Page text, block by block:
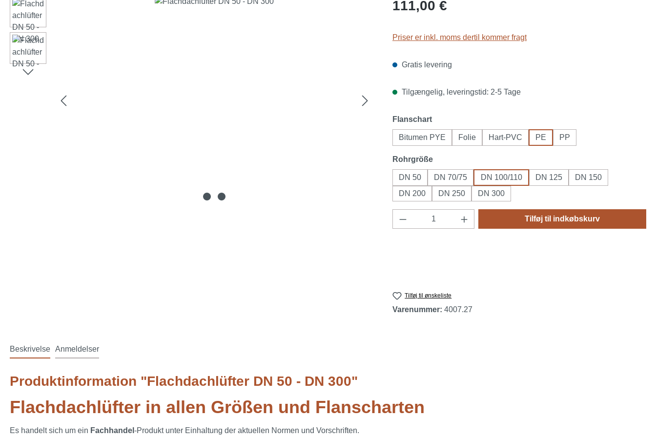
111,00 €
Priser er inkl. moms dertil kommer fragt
Gratis levering
Tilgængelig, leveringstid: 2-5 Tage
Vælg
Flanschart
Bitumen PYE Folie Hart-PVC PE PP
Vælg
Rohrgröße
DN 50 DN 70/75 DN 100/110 DN 125
DN 150
DN 200
DN 250 DN 300
Produktmængde: Indtast det ønskede beløb,
Tilføj til indkøbskurv
Tilføj til ønskeliste
Varenummer: 4007.27
Beskrivelse Anmeldelser
Produktinformation "Flachdachlüfter DN 50 - DN 300"
Flachdachlüfter in allen Größen und Flanscharten
Es handelt sich um ein Fachhandel -Produkt unter Einhaltung der aktuellen Normen und Vorschriften.